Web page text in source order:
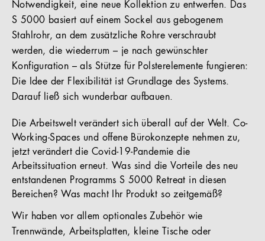
Notwendigkeit, eine neue Kollektion zu entwerfen. Das
S 5000 basiert auf einem Sockel aus gebogenem
Stahlrohr, an dem zusätzliche Rohre verschraubt
werden, die wiederrum – je nach gewünschter
Konfiguration – als Stütze für Polsterelemente fungieren:
Die Idee der Flexibilität ist Grundlage des Systems.
Darauf ließ sich wunderbar aufbauen.
Die Arbeitswelt verändert sich überall auf der Welt. Co-
Working-Spaces und offene Bürokonzepte nehmen zu,
jetzt verändert die Covid-19-Pandemie die
Arbeitssituation erneut. Was sind die Vorteile des neu
entstandenen Programms S 5000 Retreat in diesen
Bereichen? Was macht Ihr Produkt so zeitgemäß?
Wir haben vor allem optionales Zubehör wie
Trennwände, Arbeitsplatten, kleine Tische oder